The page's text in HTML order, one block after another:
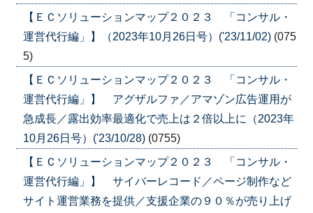
【ＥＣソリューションマップ２０２３ 「コンサル・
運営代行編」】（2023年10月26日号）('23/11/02) (075
5)
【ＥＣソリューションマップ２０２３ 「コンサル・
運営代行編」】 アグザルファ／アマゾン広告運用が
急成長／露出効率最適化で売上は２倍以上に（2023年
10月26日号）('23/10/28) (0755)
【ＥＣソリューションマップ２０２３ 「コンサル・
運営代行編」】 サイバーレコード／ページ制作など
サイト運営業務を提供／支援企業の９０％が売り上げ